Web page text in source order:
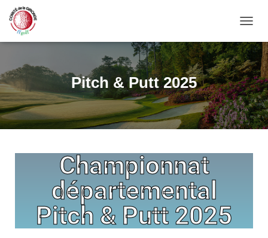
Pitch & Putt 2025
Championnat
départemental
Pitch & Putt 2025